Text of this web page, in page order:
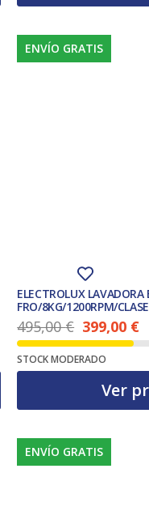
ENVÍO GRATIS
ELECTROLUX LAVADORA
FRO/8KG/1200RPM/
495,00€
El precio original era: 495,00 €.
399,00 €
El precio actual es: 399,00 €.
STOCK MODERADO
Ver
ENVÍO GRATIS